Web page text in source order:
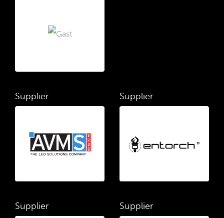
Supplier Supplier
Supplier Supplier